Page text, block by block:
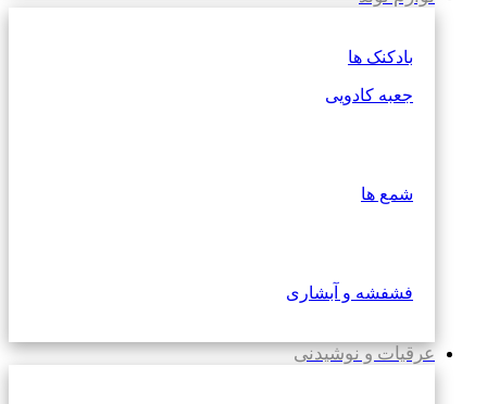
بادکنک ها
جعبه کادویی
شمع ها
فشفشه و آبشاری
عرقیات و نوشیدنی